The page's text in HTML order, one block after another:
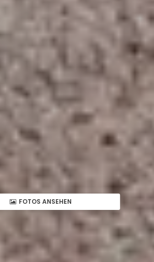
FOTOS ANSEHEN